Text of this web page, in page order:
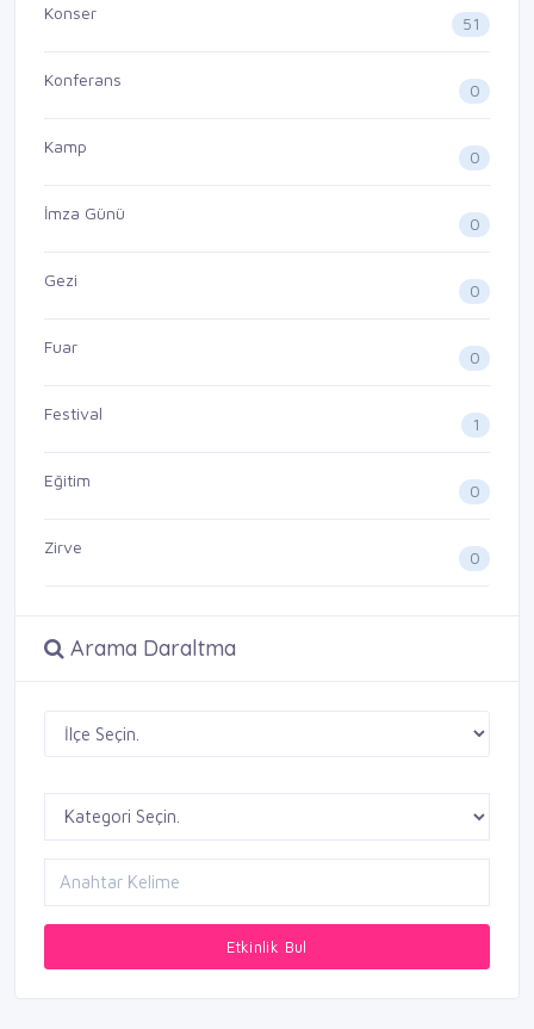
Konser
51
Konferans
0
Kamp
0
İmza Günü
0
Gezi
0
Fuar
0
Festival
1
Eğitim
0
Zirve
0
Arama Daraltma
Etkinlik Bul